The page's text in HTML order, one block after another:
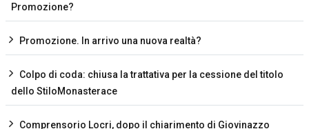
Promozione?
Promozione. In arrivo una nuova realtà?
Colpo di coda: chiusa la trattativa per la cessione del titolo
dello StiloMonasterace
Comprensorio Locri, dopo il chiarimento di Giovinazzo